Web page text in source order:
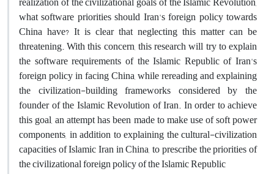
what software priorities should Iran's foreign policy towards
China have? It is clear that neglecting this matter can be
threatening. With this concern, this research will try to explain
the software requirements of the Islamic Republic of Iran's
foreign policy in facing China, while rereading and explaining
the civilization-building frameworks considered by the
founder of the Islamic Revolution of Iran. In order to achieve
this goal, an attempt has been made to make use of soft power
components, in addition to explaining the cultural-civilization
capacities of Islamic Iran in China, to prescribe the priorities of
the civilizational foreign policy of the Islamic Republic